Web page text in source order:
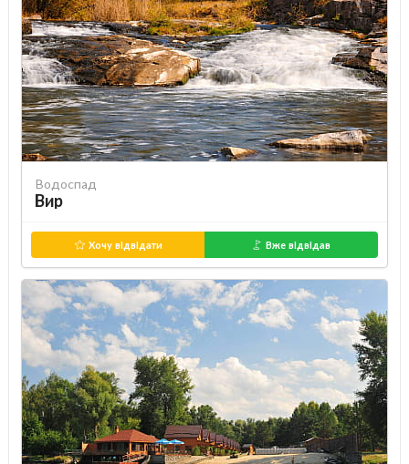
Водоспад
Вир
Хочу відвідати Вже відвідав